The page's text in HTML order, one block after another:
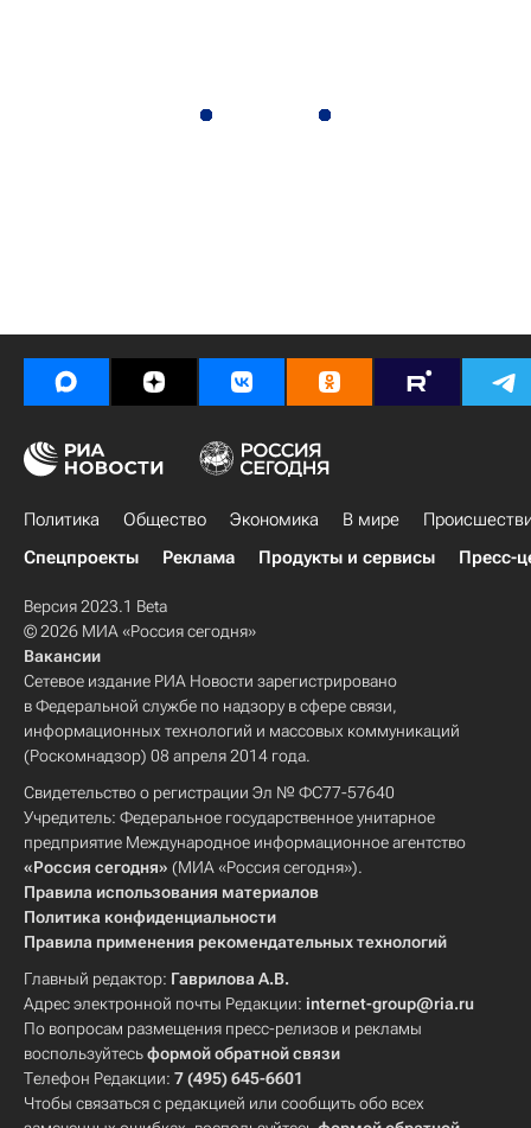
Политика Общество Экономика В мире
Спецпроекты
Реклама Продукты и сервисы Пресс-
Версия 2023.1 Beta
© 2026 МИА «Россия сегодня»
Вакансии
Сетевое издание РИА Новости зарегистрировано
в Федеральной службе по надзору в сфере связи,
информационных технологий и массовых коммуникаций
(Роскомнадзор) 08 апреля 2014 года.
Свидетельство о регистрации Эл № ФС77-57640
Учредитель: Федеральное государственное унитарное
предприятие Международное информационное агентство
«Россия сегодня» (МИА «Россия сегодня»).
Правила использования материалов
Политика конфиденциальности
Правила применения рекомендательных технологий
Главный редактор: Гаврилова А.В.
Адрес электронной почты Редакции: internet-group@ria.ru
По вопросам размещения пресс-релизов и рекламы
воспользуйтесьформой обратной связи
Телефон Редакции: 7 (495) 645-6601
Чтобы связаться с редакцией или сообщить обо всех